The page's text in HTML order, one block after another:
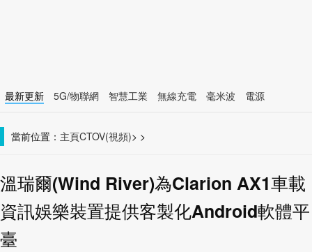
最新更新 5G/物聯網 智慧工業 無線充電 毫米波
電源
當前位置： 主頁 >
CTOV(視頻) >
溫瑞爾(Wind River)為Clarion AX1車載
資訊娛樂裝置提供客製化Android軟體平
臺